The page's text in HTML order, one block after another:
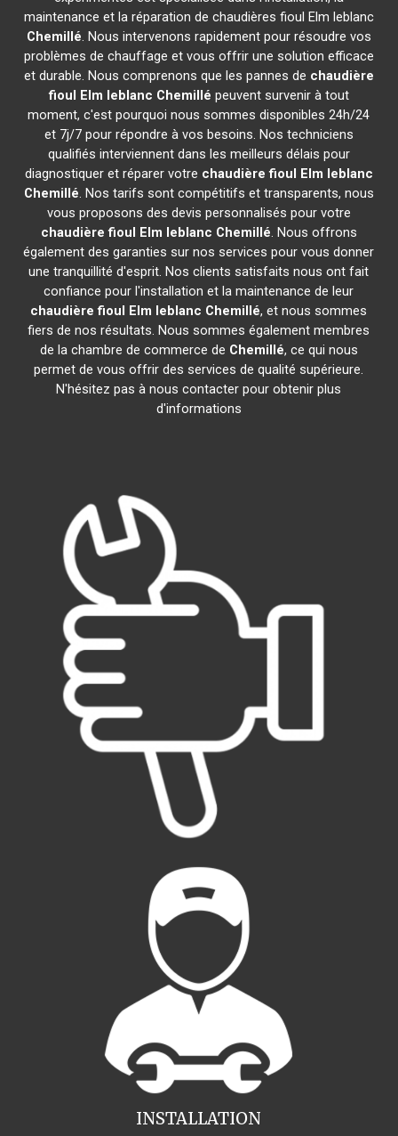
maintenance et la réparation de chaudières fioul Elm leblanc
Chemillé. Nous intervenons rapidement pour résoudre vos
problèmes de chauffage et vous offrir une solution efficace
et durable. Nous comprenons que les pannes de chaudière
fioul Elm leblanc Chemillé peuvent survenir à tout
moment, c'est pourquoi nous sommes disponibles 24h/24
et 7j/7 pour répondre à vos besoins. Nos techniciens
qualifiés interviennent dans les meilleurs délais pour
diagnostiquer et réparer votre chaudière fioul Elm leblanc
Chemillé. Nos tarifs sont compétitifs et transparents, nous
vous proposons des devis personnalisés pour votre
chaudière fioul Elm leblanc Chemillé. Nous offrons
également des garanties sur nos services pour vous donner
une tranquillité d'esprit. Nos clients satisfaits nous ont fait
confiance pour l'installation et la maintenance de leur
chaudière fioul Elm leblanc Chemillé, et nous sommes
fiers de nos résultats. Nous sommes également membres
de la chambre de commerce de Chemillé, ce qui nous
permet de vous offrir des services de qualité supérieure.
N'hésitez pas à nous contacter pour obtenir plus
d'informations
INSTALLATION